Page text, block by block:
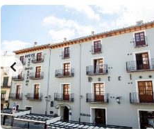
mark
to
get
the
keyboard